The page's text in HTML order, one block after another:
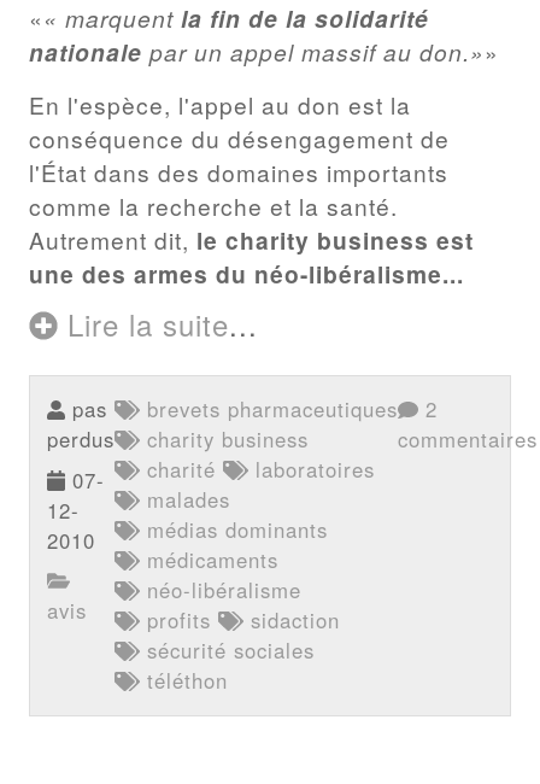
« marquent la fin de la solidarité
nationale par un appel massif au don.»
En l'espèce, l'appel au don est la
conséquence du désengagement de
l'État dans des domaines importants
comme la recherche et la santé.
Autrement dit, le charity business est
une des armes du néo-libéralisme...
Lire la suite...
pas
perdus
07-
12-
2010
avis
brevets pharmaceutiques
charity business
charité
laboratoires
malades
médias dominants
médicaments
néo-libéralisme
profits
sidaction
sécurité sociales
téléthon
2
commentaires